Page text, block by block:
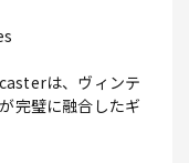
は、ヴィンテ
完璧に融合したギ